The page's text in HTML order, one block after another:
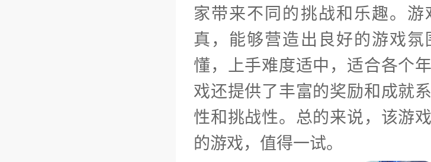
家带来不同的挑战和乐趣。
真，能够营造出良好的游戏
懂，上手难度适中，适合各个
戏还提供了丰富的奖励和成就
性和挑战性。总的来说，该游
的游戏，值得一试。